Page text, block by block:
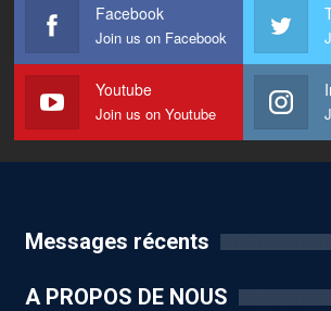
Facebook
Join us on Facebook
Youtube
Join us on Youtube
Messages récents
A PROPOS DE NOUS